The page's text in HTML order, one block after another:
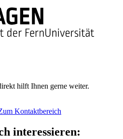
hilft Ihnen gerne weiter.
Kontaktbereich
interessieren: